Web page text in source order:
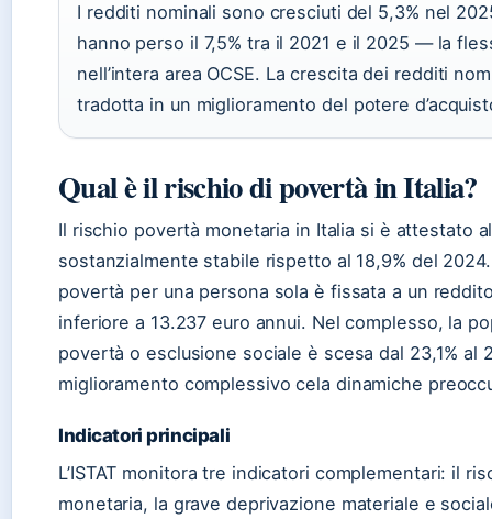
I redditi nominali sono cresciuti del 5,3% nel
hanno perso il 7,5% tra il 2021 e il 2025 — la
nell’intera area OCSE. La crescita dei redditi
tradotta in un miglioramento del potere
Qual è il rischio di povertà in Italia?
Il rischio povertà monetaria in Italia si è attestato
sostanzialmente stabile rispetto al 18,9% del
povertà per una persona sola è fissata a un
inferiore a 13.237 euro annui. Nel complesso, la
povertà o esclusione sociale è scesa dal 23,1% al
miglioramento complessivo cela dinamiche
Indicatori principali
L’ISTAT monitora tre indicatori complementari: il
monetaria, la grave deprivazione materiale e